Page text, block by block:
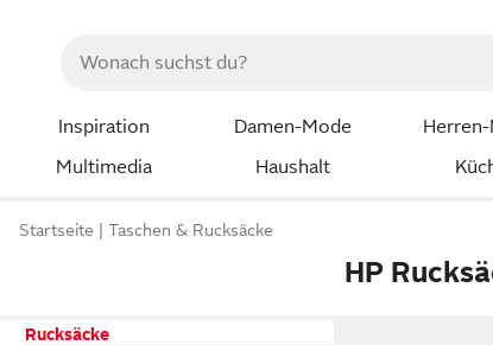
Inspiration Damen-Mode
Multimedia
Haushalt
Startseite Taschen & Rucksäcke
HP
Rucksäcke